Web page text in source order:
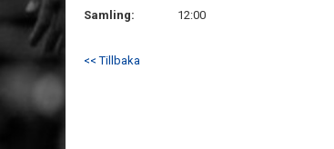
Samling:
12:00
<< Tillbaka